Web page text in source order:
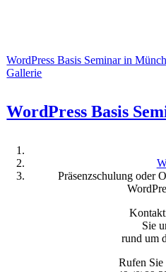
WordPress Basis Seminar in
Gallerie
WordPress Basis
Präsenzschulung oder
Sie
rund um
Rufen Sie